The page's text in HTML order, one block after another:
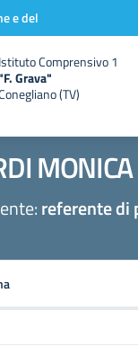
e del
Istituto Comprensivo 1
Grava"
(TV)
MONICA
referente di